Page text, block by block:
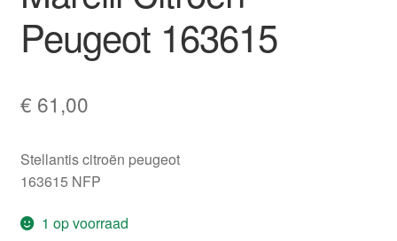
Peugeot 163615
€ 61,00
Stellantis citroën peugeot
163615 NFP
1 op voorraad